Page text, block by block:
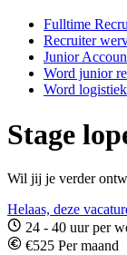
Fulltime
Recruiter
Junior
Word junior
Word
Stage
Wil jij je verder
Helaas, deze
24 - 40 uur per
€525 Per maand